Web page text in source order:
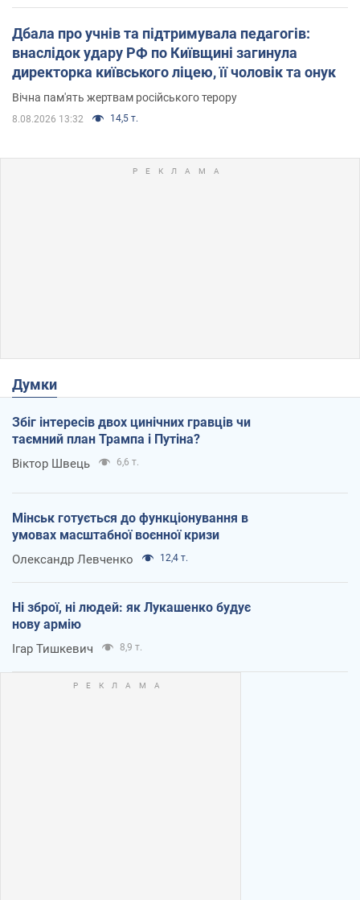
Дбала про учнів та підтримувала педагогів:
внаслідок удару РФ по Київщині загинула
директорка київського ліцею, її чоловік та онук
Вічна пам'ять жертвам російського терору
8.08.2026 13:32 14,5 т.
Думки
Збіг інтересів двох цинічних гравців чи
таємний план Трампа і Путіна?
Віктор Швець 6,6 т.
Мінськ готується до функціонування в
умовах масштабної воєнної кризи
Олександр Левченко 12,4 т.
Ні зброї, ні людей: як Лукашенко будує
нову армію
Ігар Тишкевич 8,9 т.